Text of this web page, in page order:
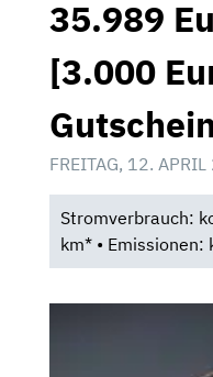
35.989
[3.000
FREITAG, 12.
Stromverbrauch:
km* •